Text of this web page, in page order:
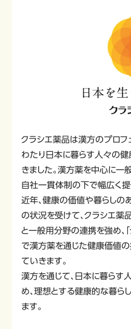
クラシエ薬品は漢方のプロフ
わたり日本に暮らす人々の
きました。漢方薬を中心に
自社一貫体制の下で幅広く提
近年、健康の価値や暮らしの
の状況を受けて、クラシエ
と一般用分野の連携を強め、
で漢方薬を通じた健康価値
ていきます。
漢方を通じて、日本に暮らす
め、理想とする健康的な暮ら
ます。